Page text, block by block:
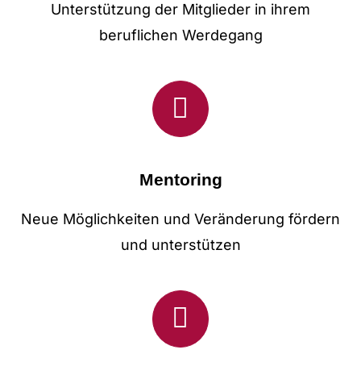
Unterstützung der Mitglieder in ihrem
beruflichen Werdegang
Mentoring
Neue Möglichkeiten und Veränderung fördern
und unterstützen